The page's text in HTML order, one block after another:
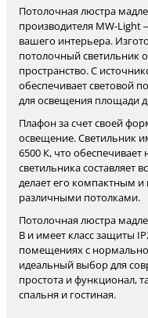
Потолочная люстра
производителя MW-
вашего интерьера.
потолочный светильник
пространство. С
обеспечивает световой
для освещения площади
Плафон за счет своей
освещение. Светильник
6500 К, что
светильника составляет
делает его компактным
различными потолками.
Потолочная люстра
В и имеет класс защиты
помещениях с
идеальный выбор для
простота и функционал,
спальня и гостиная.